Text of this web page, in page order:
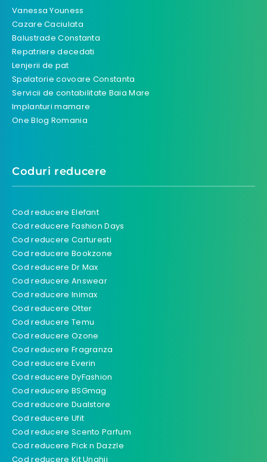
Vanessa Youness
Cazare Caciulata
Balustrade Constanta
Repatriere decedati
Lenjerii de pat
Spalatorie covoare Constanta
Servicii de contabilitate Baia Mare
Implanturi mamare
One Blog Romania
Coduri reducere
Cod reducere Elefant
Cod reducere Fashion Days
Cod reducere Carturesti
Cod reducere Bookzone
Cod reducere Dr Max
Cod reducere Answear
Cod reducere Inimax
Cod reducere Otter
Cod reducere Temu
Cod reducere Ozone
Cod reducere Fragranza
Cod reducere Everin
Cod reducere DyFashion
Cod reducere BSGmag
Cod reducere Dualstore
Cod reducere Ufit
Cod reducere Scento Parfum
Cod reducere Pick n Dazzle
Cod reducere Kit Unghii